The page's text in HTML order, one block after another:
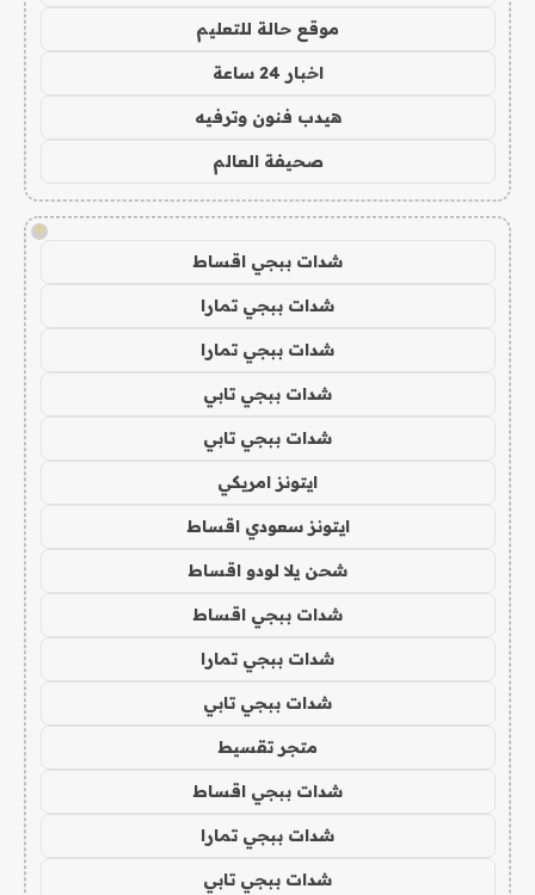
موقع حالة للتعليم
اخبار 24 ساعة
هيدب فنون وترفيه
صحيفة العالم
!
شدات ببجي اقساط
شدات ببجي تمارا
شدات ببجي تمارا
شدات ببجي تابي
شدات ببجي تابي
ايتونز امريكي
ايتونز سعودي اقساط
شحن يلا لودو اقساط
شدات ببجي اقساط
شدات ببجي تمارا
شدات ببجي تابي
متجر تقسيط
شدات ببجي اقساط
شدات ببجي تمارا
شدات ببجي تابي